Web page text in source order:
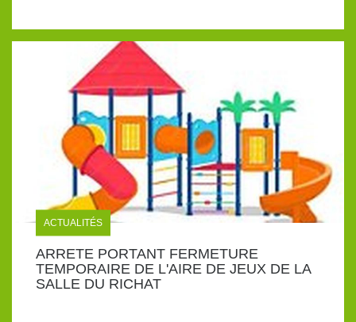
ACTUALITÉS
ARRETE PORTANT FERMETURE
TEMPORAIRE DE L'AIRE DE JEUX DE LA
SALLE DU RICHAT